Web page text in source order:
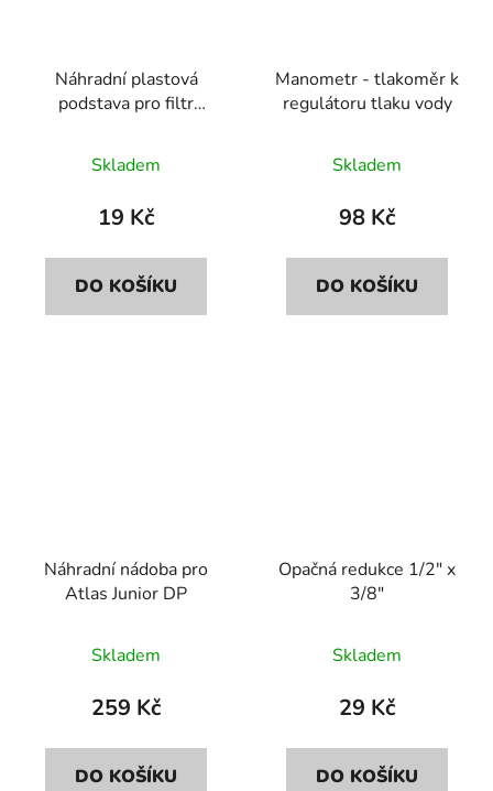
Náhradní plastová
podstava pro filtr
Skladem
19 Kč
DO KOŠÍKU
Manometr - tlakoměr k
regulátoru tlaku vody
Skladem
98 Kč
DO KOŠÍKU
Náhradní nádoba pro
Atlas Junior DP
Skladem
259 Kč
DO KOŠÍKU
Opačná redukce 1/2" x
3/8"
Skladem
29 Kč
DO KOŠÍKU